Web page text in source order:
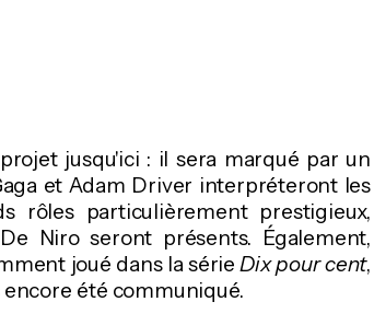
jusqu'ici : il sera marqué par un
et Adam Driver interpréteront les
rôles particulièrement prestigieux,
Niro seront présents. Également,
joué dans la sérieDix pour cent,
encore été communiqué.